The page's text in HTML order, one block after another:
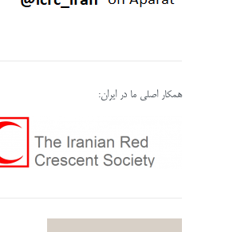
همکار اصلی ما در ایران: